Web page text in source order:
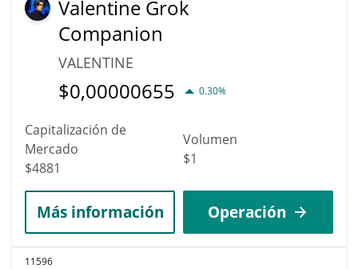
Valentine Grok
Companion
VALENTINE
$0,00000655 0.30%
Capitalización de
Mercado
$4881
Volumen
$1
Más información Operación
11596